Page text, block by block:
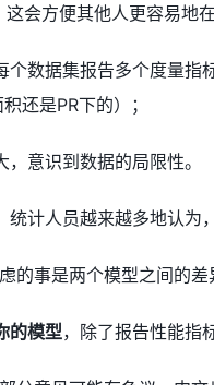
会方便其他人更容易地
数据集报告多个度量
还是PR下的）；
，意识到数据的局限性。
计人员越来越多地认为
的事是两个模型之间的差
的模型，除了报告性能指